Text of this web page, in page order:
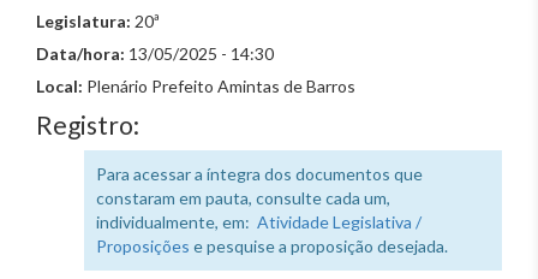
Legislatura: 20ª
Data/hora: 13/05/2025 - 14:30
Local: Plenário Prefeito Amintas de Barros
Registro:
Para acessar a íntegra dos documentos que
constaram em pauta, consulte cada um,
individualmente, em: Atividade Legislativa /
Proposições e pesquise a proposição desejada.